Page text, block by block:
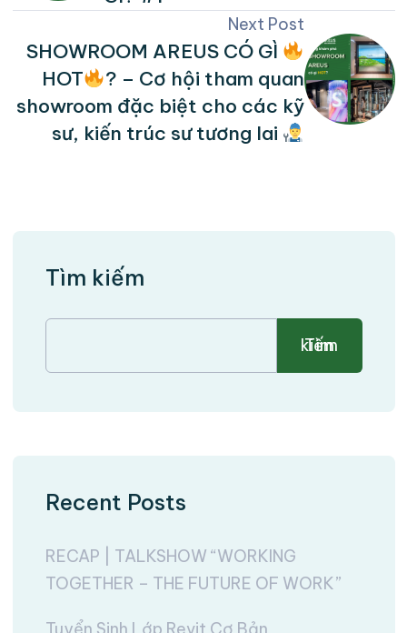
Next Post
SHOWROOM AREUS CÓ GÌ
HOT
? – Cơ hội tham quan
showroom đặc biệt cho các kỹ
sư, kiến trúc sư tương lai
Tìm kiếm
Tìm kiếm
Recent Posts
RECAP | TALKSHOW “WORKING
TOGETHER – THE FUTURE OF WORK”
Tuyển Sinh Lớp Revit Cơ Bản